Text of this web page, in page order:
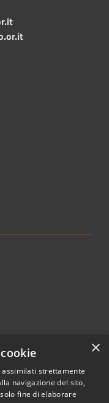
×
assimilati strettamente
navigazione del sito,
fine di elaborare